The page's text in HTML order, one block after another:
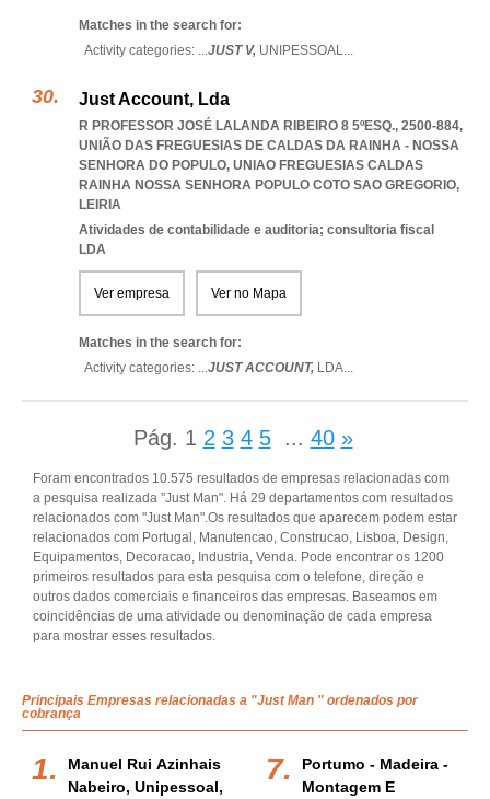
Matches in the search for:
Activity categories: ...JUST V, UNIPESSOAL...
Just Account, Lda
R PROFESSOR JOSÉ LALANDA RIBEIRO 8 5ºESQ., 2500-884,
UNIÃO DAS FREGUESIAS DE CALDAS DA RAINHA - NOSSA
SENHORA DO POPULO, UNIAO FREGUESIAS CALDAS
RAINHA NOSSA SENHORA POPULO COTO SAO GREGORIO,
LEIRIA
Atividades de contabilidade e auditoria; consultoria fiscal
LDA
Ver empresa Ver no Mapa
Matches in the search for:
Activity categories: ...JUST ACCOUNT, LDA...
Pág. 1 2 3 4 5 ... 40 »
Foram encontrados 10.575 resultados de empresas relacionadas com
a pesquisa realizada "Just Man". Há 29 departamentos com resultados
relacionados com "Just Man".Os resultados que aparecem podem estar
relacionados com Portugal, Manutencao, Construcao, Lisboa, Design,
Equipamentos, Decoracao, Industria, Venda. Pode encontrar os 1200
primeiros resultados para esta pesquisa com o telefone, direção e
outros dados comerciais e financeiros das empresas. Baseamos em
coincidências de uma atividade ou denominação de cada empresa
para mostrar esses resultados.
Principais Empresas relacionadas a "Just Man " ordenados por
cobrança
Manuel Rui Azinhais
Nabeiro, Unipessoal,
Portumo - Madeira -
Montagem E